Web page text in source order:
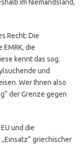
im Niemandsland,
Recht: Die
die
kennt das sog.
und
Wer Ihnen also
der Grenze gegen
und die
griechischer